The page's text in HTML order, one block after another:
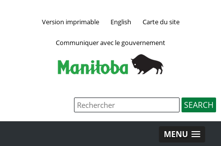
Version imprimable English Carte du site
Communiquer avec le gouvernement
MENU